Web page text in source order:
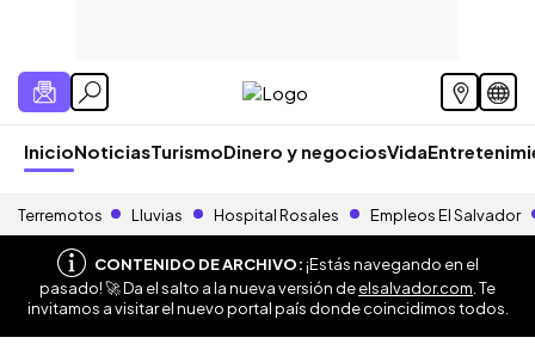
InicioNoticiasTurismoDinero y negociosVida
Terremotos Lluvias Hospital Rosales Empleos El Salvador
CONTENIDO DE ARCHIVO:¡Estás navegando en el
pasado! 🚀 Da el salto a la nueva versión deelsalvador.com . Te
invitamos a visitar el nuevo portal país donde coincidimos todos.